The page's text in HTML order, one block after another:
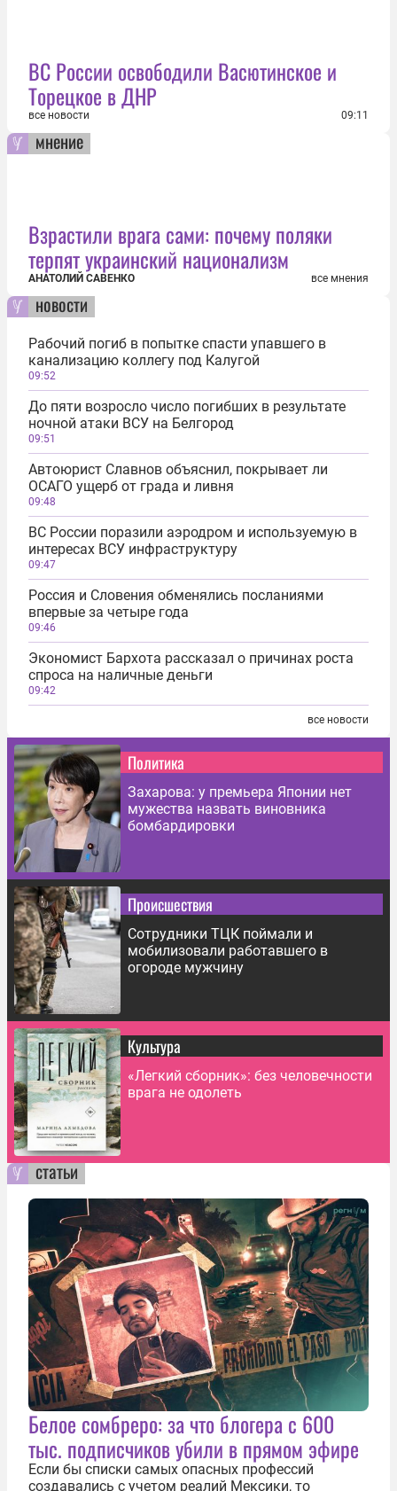
ВС России освободили Васютинское и
Торецкое в ДНР
все новости 09:11
мнение
Взрастили врага сами: почему поляки
терпят украинский национализм
АНАТОЛИЙ САВЕНКО все мнения
новости
Рабочий погиб в попытке спасти упавшего в
канализацию коллегу под Калугой
09:52
До пяти возросло число погибших в результате
ночной атаки ВСУ на Белгород
09:51
Автоюрист Славнов объяснил, покрывает ли
ОСАГО ущерб от града и ливня
09:48
ВС России поразили аэродром и используемую в
интересах ВСУ инфраструктуру
09:47
Россия и Словения обменялись посланиями
впервые за четыре года
09:46
Экономист Бархота рассказал о причинах роста
спроса на наличные деньги
09:42
все новости
Политика
Захарова: у премьера Японии нет
мужества назвать виновника
бомбардировки
Происшествия
Сотрудники ТЦК поймали и
мобилизовали работавшего в
огороде мужчину
Культура
«Легкий сборник»: без человечности
врага не одолеть
статьи
Белое сомбреро: за что блогера с 600
тыс. подписчиков убили в прямом эфире
Если бы списки самых опасных профессий
создавались с учетом реалий Мексики, то